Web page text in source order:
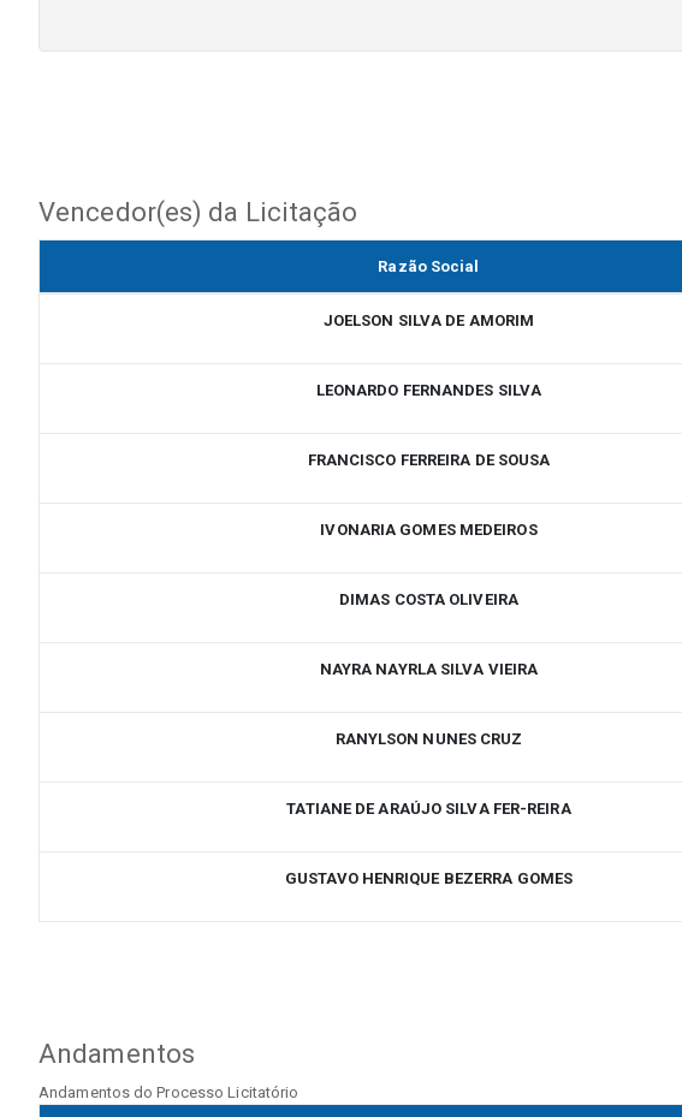
Vencedor(es) da Licitação
Razão Social
JOELSON SILVA DE AMORIM
LEONARDO FERNANDES SILVA
FRANCISCO FERREIRA DE SOUSA
IVONARIA GOMES MEDEIROS
DIMAS COSTA OLIVEIRA
NAYRA NAYRLA SILVA VIEIRA
RANYLSON NUNES CRUZ
TATIANE DE ARAÚJO SILVA FER-REIRA
GUSTAVO HENRIQUE BEZERRA GOMES
Andamentos
Andamentos do Processo Licitatório